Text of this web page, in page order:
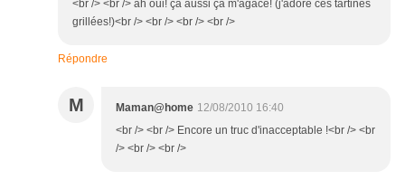
<br /> <br /> ah oui! ça aussi ça m'agace! (j'adore ces tartines
grillées!)<br /> <br /> <br /> <br />
Répondre
M Maman@home 12/08/2010 16:40
<br /> <br /> Encore un truc d'inacceptable !<br /> <br
/> <br /> <br />